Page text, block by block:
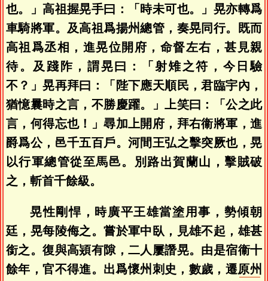
也。」高祖握晃手曰：「時未可也。」晃亦轉爲
車騎將軍。及高祖爲揚州總管，奏晃同行。既而
高祖爲丞相，進晃位開府，命督左右，甚見親
待。及踐阼，謂晃曰：「射雉之符，今日驗
不？」晃再拜曰：「陛下應天順民，君臨宇內，
猶憶曩時之言，不勝慶躍。」上笑曰：「公之此
言，何得忘也！」尋加上開府，拜右衞將軍，進
爵爲公，邑千五百戶。河間王弘之擊突厥也，晃
以行軍總管從至馬邑。別路出賀蘭山，擊賊破
之，斬首千餘級。
晃性剛悍，時廣平王雄當塗用事，勢傾朝
廷，晃每陵侮之。嘗於軍中臥，見雄不起，雄甚
銜之。復與高熲有隙，二人屢譖晃。由是宿衞十
餘年，官不得進。出爲懷州刺史，數歲，遷原州